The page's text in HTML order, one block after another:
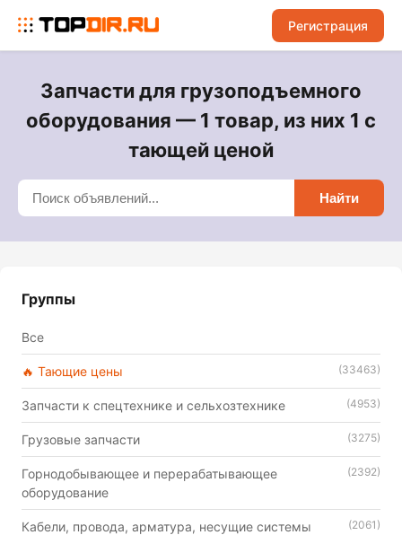
Регистрация
Запчасти для грузоподъемного
оборудования — 1 товар, из них 1 с
тающей ценой
Найти
Группы
Все
🔥 Тающие цены (33463)
Запчасти к спецтехнике и сельхозтехнике (4953)
Грузовые запчасти (3275)
Горнодобывающее и перерабатывающее
оборудование
(2392)
Кабели, провода, арматура, несущие системы (2061)